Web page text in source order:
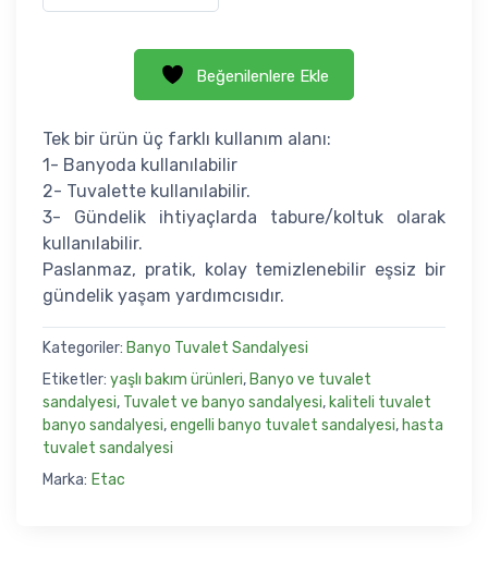
Beğenilenlere Ekle
Tek bir ürün üç farklı kullanım alanı:
1- Banyoda kullanılabilir
2- Tuvalette kullanılabilir.
3- Gündelik ihtiyaçlarda tabure/koltuk olarak
kullanılabilir.
Paslanmaz, pratik, kolay temizlenebilir eşsiz bir
gündelik yaşam yardımcısıdır.
Kategoriler: Banyo Tuvalet Sandalyesi
Etiketler: yaşlı bakım ürünleri, Banyo ve tuvalet
sandalyesi, Tuvalet ve banyo sandalyesi, kaliteli tuvalet
banyo sandalyesi,engelli banyo tuvalet sandalyesi, hasta
tuvalet sandalyesi
Marka: Etac